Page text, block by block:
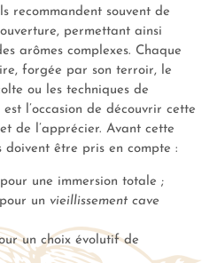
recommandent souvent de
permettant ainsi
arômes complexes. Chaque
forgée par son terroir, le
ou les techniques de
l’occasion de découvrir cette
de l’apprécier. Avant cette
doivent être pris en compte :
une immersion totale ;
un vieillissement cave
un choix évolutif de